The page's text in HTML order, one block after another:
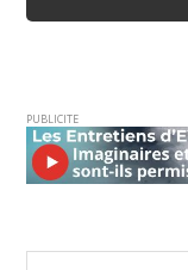
PUBLICITE